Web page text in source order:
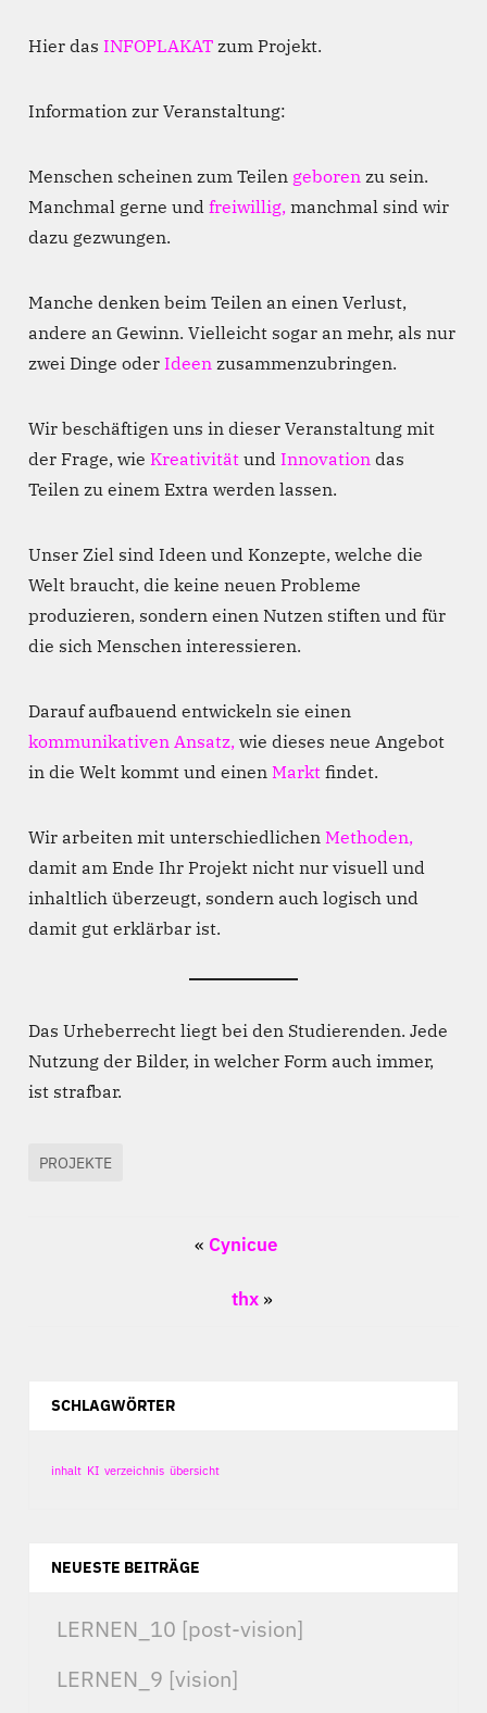
Hier dasINFOPLAKAT zum Projekt.
Information zur Veranstaltung:
Menschen scheinen zum Teilen geboren zu sein.
Manchmal gerne undfreiwillig, manchmal sind wir
dazu gezwungen.
Manche denken beim Teilen an einen Verlust,
andere an Gewinn. Vielleicht sogar an mehr, als nur
zwei Dinge oderIdeen zusammenzubringen.
Wir beschäftigen uns in dieser Veranstaltung mit
der Frage, wieKreativität undInnovation das
Teilen zu einem Extra werden lassen.
Unser Ziel sind Ideen und Konzepte, welche die
Welt braucht, die keine neuen Probleme
produzieren, sondern einen Nutzen stiften und für
die sich Menschen interessieren.
Darauf aufbauend entwickeln sie einen
kommunikativen Ansatz, wie dieses neue Angebot
in die Welt kommt und einenMarkt findet.
Wir arbeiten mit unterschiedlichenMethoden,
damit am Ende Ihr Projekt nicht nur visuell und
inhaltlich überzeugt, sondern auch logisch und
damit gut erklärbar ist.
Das Urheberrecht liegt bei den Studierenden. Jede
Nutzung der Bilder, in welcher Form auch immer,
ist strafbar.
PROJEKTE
« Cynicue
thx»
SCHLAGWÖRTER
inhalt KI verzeichnis übersicht
NEUESTE BEITRÄGE
LERNEN_10 [post-vision]
LERNEN_9 [vision]